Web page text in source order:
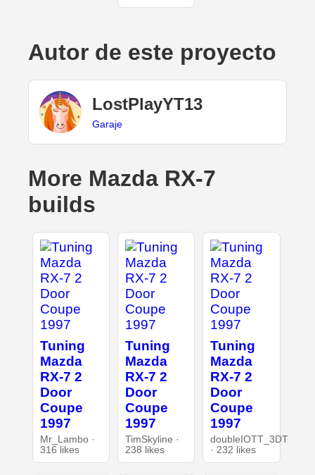
Autor de este proyecto
LostPlayYT13
Garaje
More Mazda RX-7
builds
Tuning
Mazda
RX-7 2
Door
Coupe
1997
Mr_Lambo ·
316 likes
Tuning
Mazda
RX-7 2
Door
Coupe
1997
TimSkyline ·
238 likes
Tuning
Mazda
RX-7 2
Door
Coupe
1997
doubleIOTT_3DT
· 232 likes